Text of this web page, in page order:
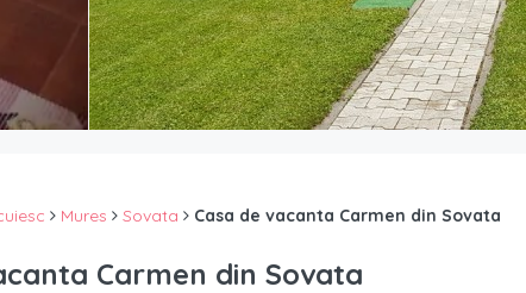
Mures Sovata Casa de vacanta Carmen din Sovata
Carmen din Sovata